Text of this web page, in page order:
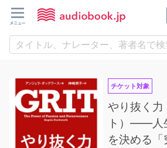
チケット対象
やり抜く力
ト）――人
を決める